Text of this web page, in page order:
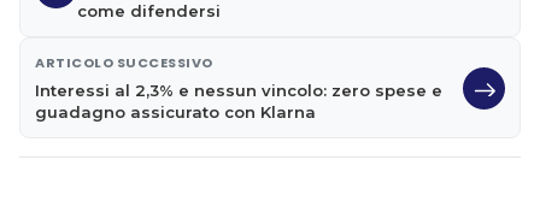
come difendersi
ARTICOLO SUCCESSIVO
Interessi al 2,3% e nessun vincolo: zero spese e
guadagno assicurato con Klarna